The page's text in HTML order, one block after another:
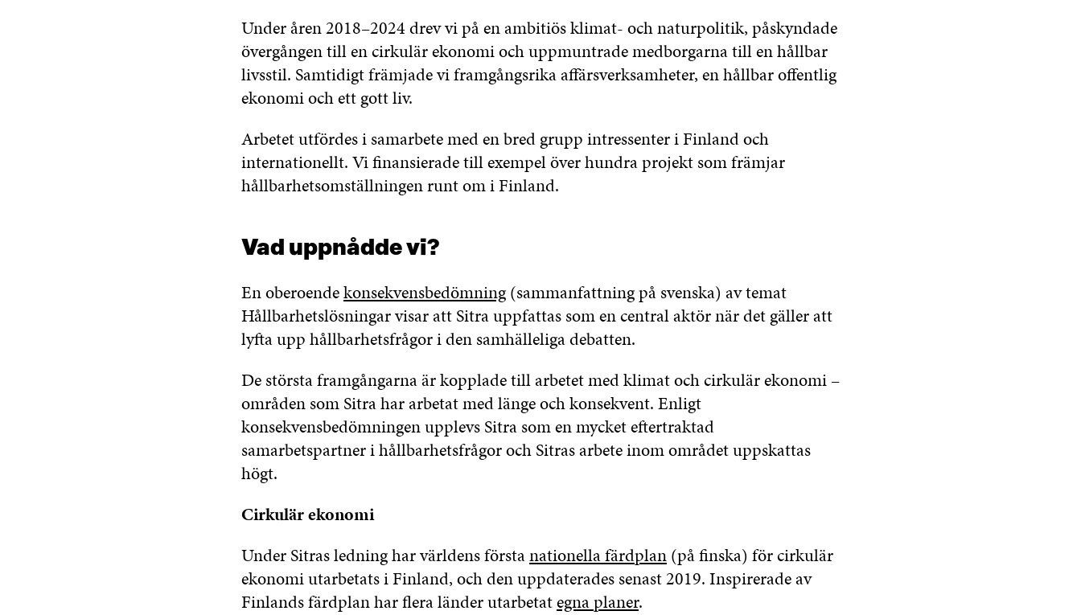
Under åren 2018–2024 drev vi på en ambitiös klimat- och naturpolitik, påskyndade
övergången till en cirkulär ekonomi och uppmuntrade medborgarna till en hållbar
livsstil. Samtidigt främjade vi framgångsrika affärsverksamheter, en hållbar offentlig
ekonomi och ett gott liv.
Arbetet utfördes i samarbete med en bred grupp intressenter i Finland och
internationellt. Vi finansierade till exempel över hundra projekt som främjar
hållbarhetsomställningen runt om i Finland.
Vad uppnådde vi?
En oberoendekonsekvensbedömning(sammanfattning på svenska) av temat
Hållbarhetslösningar visar att Sitra uppfattas som en central aktör när det gäller att
lyfta upp hållbarhetsfrågor i den samhälleliga debatten.
De största framgångarna är kopplade till arbetet med klimat och cirkulär ekonomi –
områden som Sitra har arbetat med länge och konsekvent. Enligt
konsekvensbedömningen upplevs Sitra som en mycket eftertraktad
samarbetspartner i hållbarhetsfrågor och Sitras arbete inom området uppskattas
högt.
Cirkulär ekonomi
Under Sitras ledning har världens förstanationella färdplan(på finska) för cirkulär
ekonomi utarbetats i Finland, och den uppdaterades senast 2019. Inspirerade av
Finlands färdplan har flera länder utarbetategna planer.